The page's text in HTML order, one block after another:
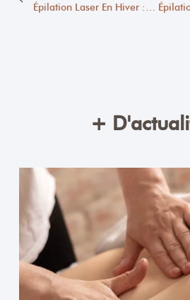
Épilation Laser En Hiver : La Saison Idéale Pour Une Peau Lisse Et Durable
+